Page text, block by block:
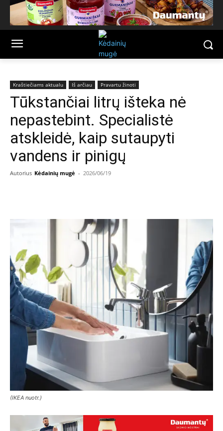
Kraštiečiams aktualu Iš arčiau Pravartu žinoti
Tūkstančiai litrų išteka nė
nepastebint. Specialistė
atskleidė, kaip sutaupyti
vandens ir pinigų
Autorius Kėdainių mugė - 2026/06/19
(IKEA nuotr.)